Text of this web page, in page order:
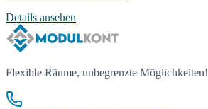
Details ansehen
Flexible Räume, unbegrenzte Möglichkeiten!